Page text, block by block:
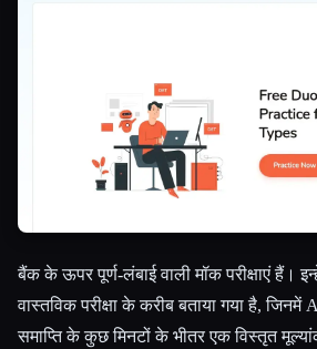
बैंक के ऊपर पूर्ण-लंबाई वाली मॉक परीक्षाएं हैं।
वास्तविक परीक्षा के करीब बताया गया है,
समाप्ति के कुछ मिनटों के भीतर एक विस्तृत